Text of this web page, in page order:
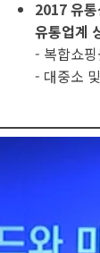
2017 유
유통업계
- 복합쇼
- 대중소